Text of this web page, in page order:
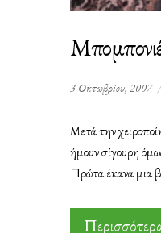
3 Οκτωβρίου, 2007
Μετά την
ήμουν σίγουρη
Πρώτα έκανα μια